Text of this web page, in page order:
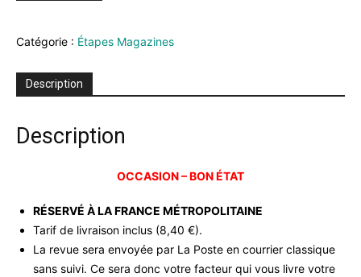
n°183
aout
10
occasion
Catégorie : Étapes Magazines
Description
Description
OCCASION – BON ÉTAT
RÉSERVÉ À LA FRANCE MÉTROPOLITAINE
Tarif de livraison inclus (8,40 €).
La revue sera envoyée par La Poste en courrier classique
sans suivi. Ce sera donc votre facteur qui vous livre votre